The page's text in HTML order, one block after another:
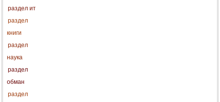
раздел ит
раздел
книги
раздел
наука
раздел
обман
раздел